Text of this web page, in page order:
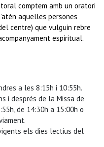
comptem amb un oratori
aquelles persones
centre) que vulguin rebre
espiritual.
a les 8:15h i 10:55h.
i després de la Missa de
de 14:30h a 15:00h o
els dies lectius del